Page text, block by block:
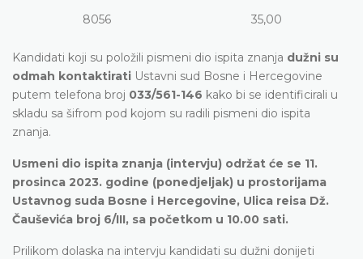
8056 35,00
Kandidati koji su položili pismeni dio ispita znanja dužni su
odmah kontaktirati Ustavni sud Bosne i Hercegovine
putem telefona broj 033/561-146 kako bi se identificirali u
skladu sa šifrom pod kojom su radili pismeni dio ispita
znanja.
Usmeni dio ispita znanja (intervju) održat će se 11.
prosinca 2023. godine (ponedjeljak) u prostorijama
Ustavnog suda Bosne i Hercegovine, Ulica reisa Dž.
Čauševića broj 6/III, sa početkom u 10.00 sati.
Prilikom dolaska na intervju kandidati su dužni donijeti